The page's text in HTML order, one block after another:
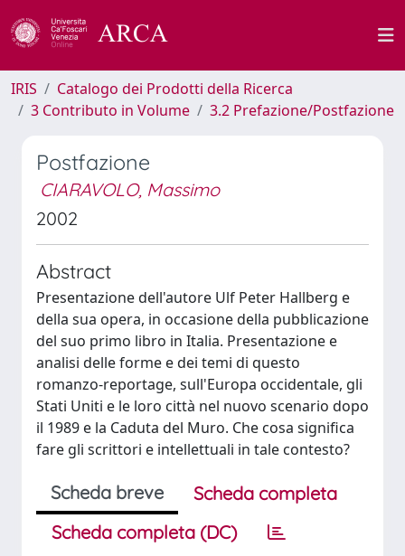
IRIS
Catalogo dei Prodotti della Ricerca
3 Contributo in Volume
3.2 Prefazione/Postfazione
Postfazione
CIARAVOLO, Massimo
2002
Abstract
Presentazione dell'autore Ulf Peter Hallberg e
della sua opera, in occasione della pubblicazione
del suo primo libro in Italia. Presentazione e
analisi delle forme e dei temi di questo
romanzo-reportage, sull'Europa occidentale, gli
Stati Uniti e le loro città nel nuovo scenario dopo
il 1989 e la Caduta del Muro. Che cosa significa
fare gli scrittori e intellettuali in tale contesto?
Scheda breve
Scheda completa
Scheda completa (DC)